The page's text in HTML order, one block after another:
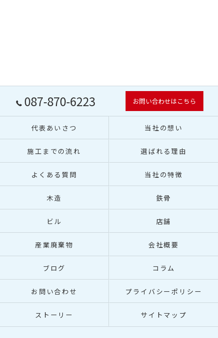
087-870-6223 お問い合わせはこちら
代表あいさつ 当社の想い
施工までの流れ 選ばれる理由
よくある質問 当社の特徴
木造 鉄骨
ビル 店舗
産業廃棄物 会社概要
ブログ コラム
お問い合わせ プライバシーポリシー
ストーリー サイトマップ